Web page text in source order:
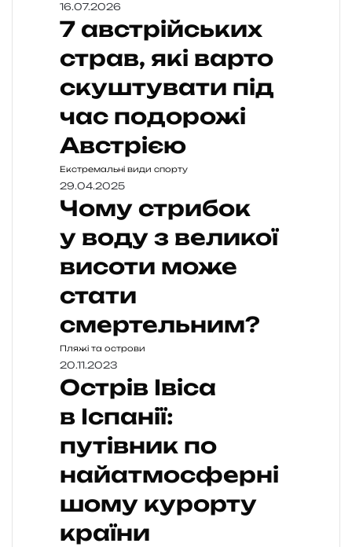
16.07.2026
7 австрійських
страв, які варто
скуштувати під
час подорожі
Австрією
Екстремальні види спорту
29.04.2025
Чому стрибок
у воду з великої
висоти може
стати
смертельним?
Пляжі та острови
20.11.2023
Острів Івіса
в Іспанії:
путівник по
найатмосферні
шому курорту
країни